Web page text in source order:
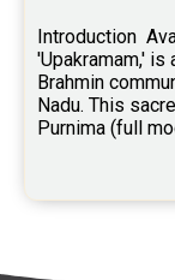
Introduction
'Upakramam,'
Brahmin
Nadu. This
Purnima (full